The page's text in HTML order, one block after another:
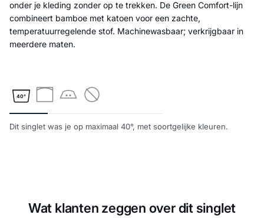
onder je kleding zonder op te trekken. De Green Comfort-lijn
combineert bamboe met katoen voor een zachte,
temperatuurregelende stof. Machinewasbaar; verkrijgbaar in
meerdere maten.
40°
Dit singlet was je op maximaal 40°, met soortgelijke kleuren.
Wat klanten zeggen over dit singlet